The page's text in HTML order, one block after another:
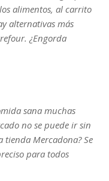
alimentos, al carrito
alternativas más
¿Engorda
sana muchas
no se puede ir sin
tienda Mercadona? Se
para todos